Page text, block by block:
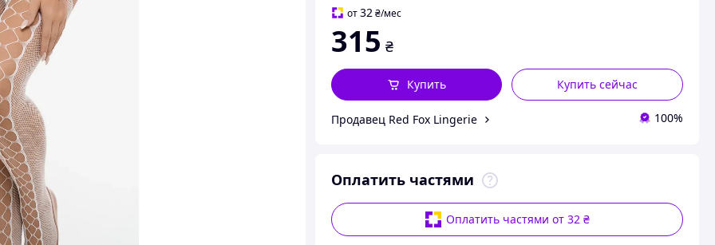
от32 ₴/мес
315 ₴
Купить сейчас
Купить
Продавец Red Fox Lingerie 100%
Оплатить частями
Оплатить частями от 32 ₴